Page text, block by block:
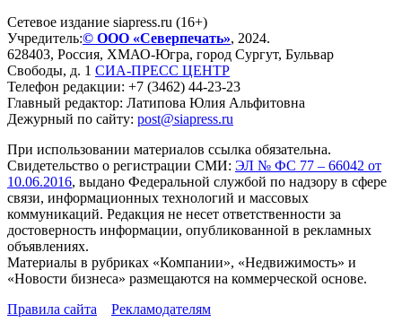
Сетевое издание siapress.ru (16+)
Учредитель:© ООО «Северпечать», 2024.
628403, Россия, ХМАО-Югра, город Сургут, Бульвар
Свободы, д. 1 СИА-ПРЕСС ЦЕНТР
Телефон редакции: +7 (3462) 44-23-23
Главный редактор: Латипова Юлия Альфитовна
Дежурный по сайту: post@siapress.ru
При использовании материалов ссылка обязательна.
Свидетельство о регистрации СМИ: ЭЛ № ФС 77 – 66042 от
10.06.2016, выдано Федеральной службой по надзору в сфере
связи, информационных технологий и массовых
коммуникаций. Редакция не несет ответственности за
достоверность информации, опубликованной в рекламных
объявлениях.
Материалы в рубриках «Компании», «Недвижимость» и
«Новости бизнеса» размещаются на коммерческой основе.
Правила сайта
Рекламодателям